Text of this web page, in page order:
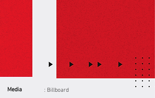
Media
: Billboard